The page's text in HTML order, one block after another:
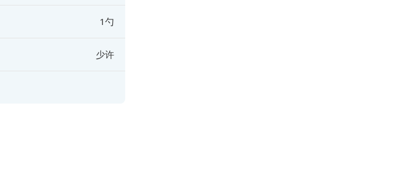
1勺
少许